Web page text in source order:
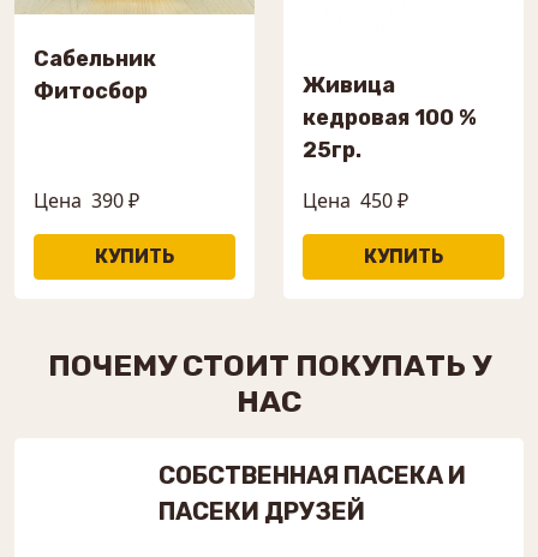
Сабельник
Фитосбор
Цена 390 ₽
Живица
кедровая 100 %
25гр.
Цена 450 ₽
ПОЧЕМУ СТОИТ ПОКУПАТЬ У
НАС
СОБСТВЕННАЯ ПАСЕКА И
ПАСЕКИ ДРУЗЕЙ